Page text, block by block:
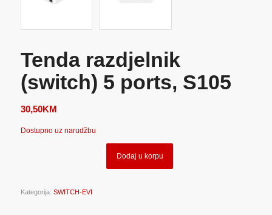
Tenda razdjelnik
(switch) 5 ports, S105
30,50KM
Dostupno uz narudžbu
Dodaj u korpu
Kategorija: SWITCH-EVI